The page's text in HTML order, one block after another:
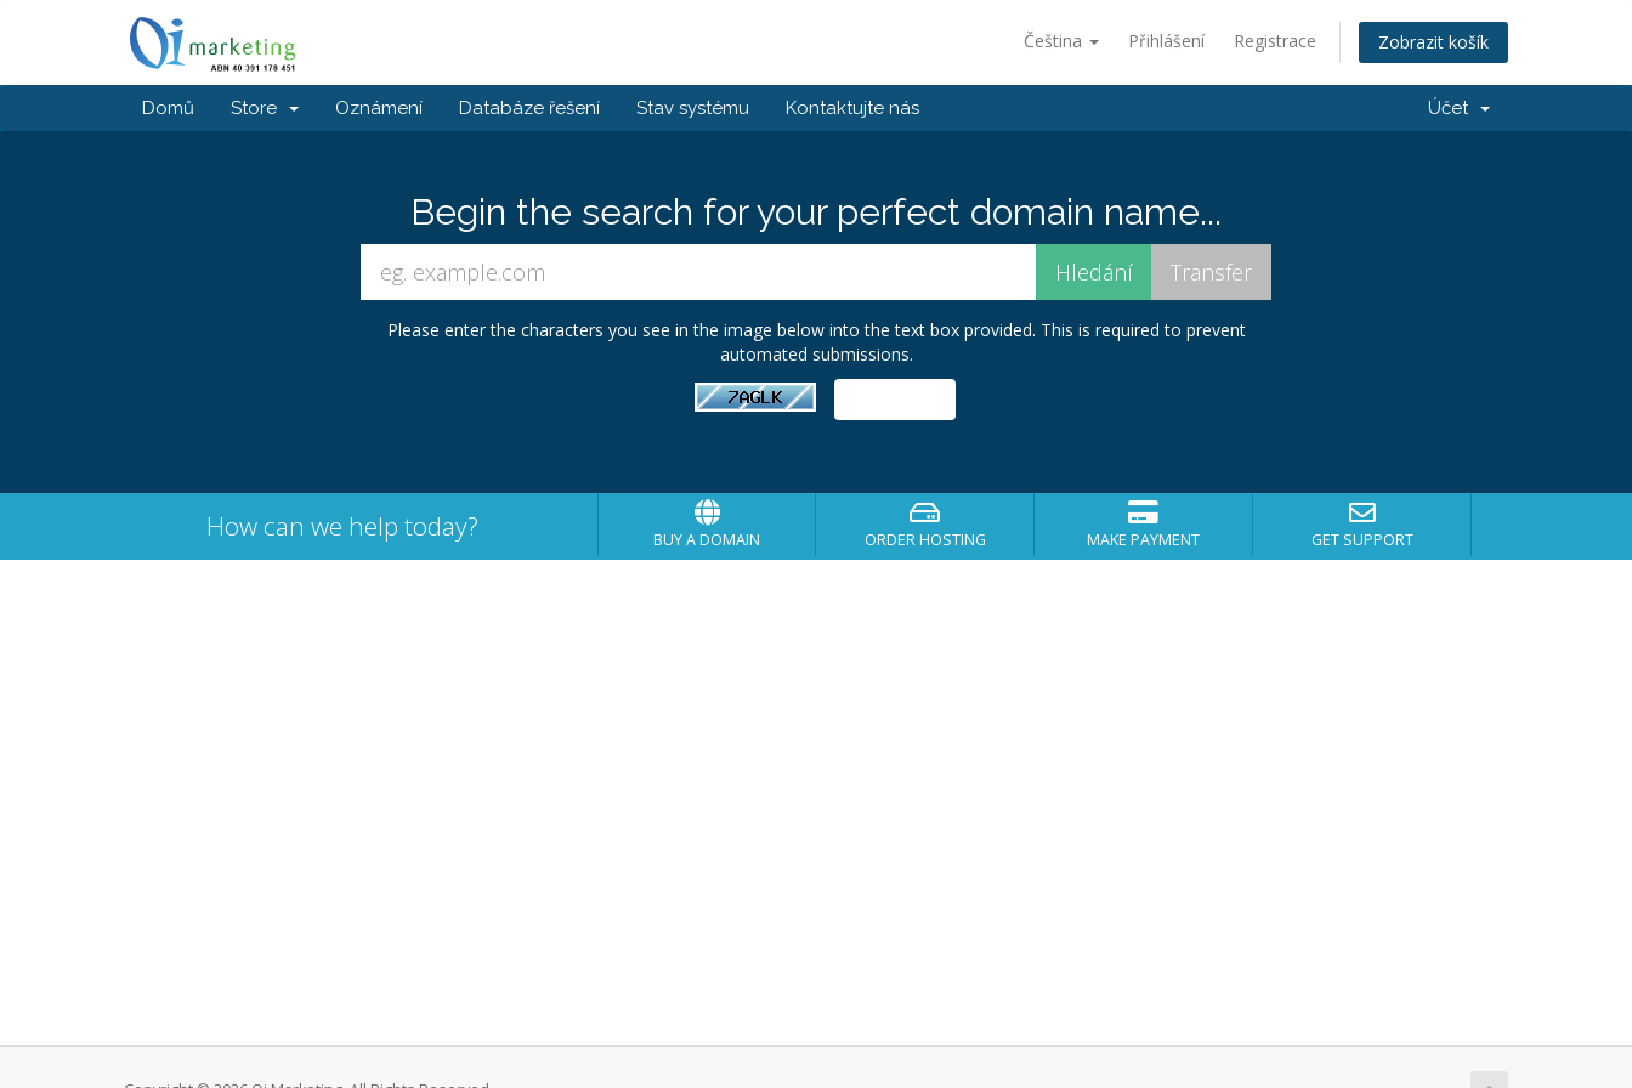
Čeština Přihlášení Registrace Zobrazit košík
Domů Store Oznámení Databáze řešení Stav systému Kontaktujte nás Účet
Begin the search for your perfect domain name...
Please enter the characters you see in the image below into the text box provided. This is required to prevent
automated submissions.
How can we help today? BUY A DOMAIN ORDER HOSTING MAKE PAYMENT GET SUPPORT